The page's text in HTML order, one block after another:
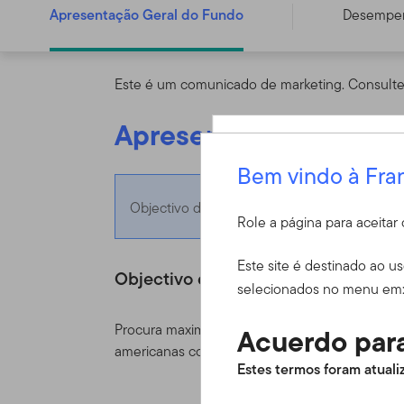
ID do usuário
Senha
Apresentação Geral do Fundo
Este é um comunicado de marketing.
Apresentação Geral
Objectivo do Fundo
Objectivo do Fundo
Procura maximizar o rendimento e
americanas com notação investment grade
Bem vindo à
Role a página para
Este site é destinado ao
selecionados no menu em:
Acuerdo
Estes termos foram